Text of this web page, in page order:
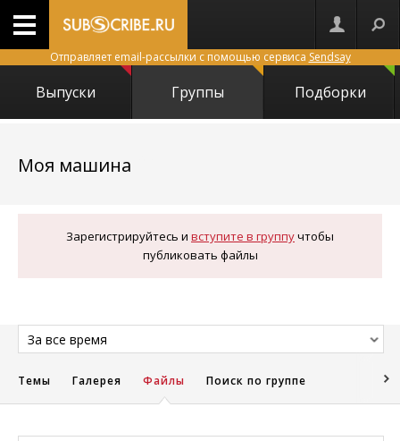
Отправляет email-рассылки с помощью сервиса Sendsay
Выпуски Группы Подборки
Моя машина
Зарегистрируйтесь и вступите в группучтобы
публиковать файлы
За все время
Темы Галерея Файлы Поиск по группе